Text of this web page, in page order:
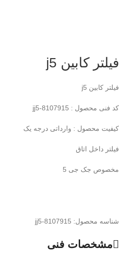
فیلتر کابین j5
فیلتر کابین j5
کد فنی محصول : jj5-8107915
کیفیت محصول : وارداتی درجه یک
فیلتر داخل اتاق
مخصوص جک جی 5
شناسه محصول: jj5-8107915
مشخصات فنی